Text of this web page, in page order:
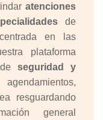
atenciones
de
en las
plataforma
seguridad y
resguardando
general